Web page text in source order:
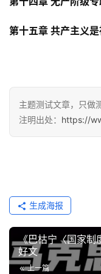
第十五章 共产主义
主题测试文章，只做
注明出处： https://
生成海报
《巴枯宁〈国家制
好文
上一篇